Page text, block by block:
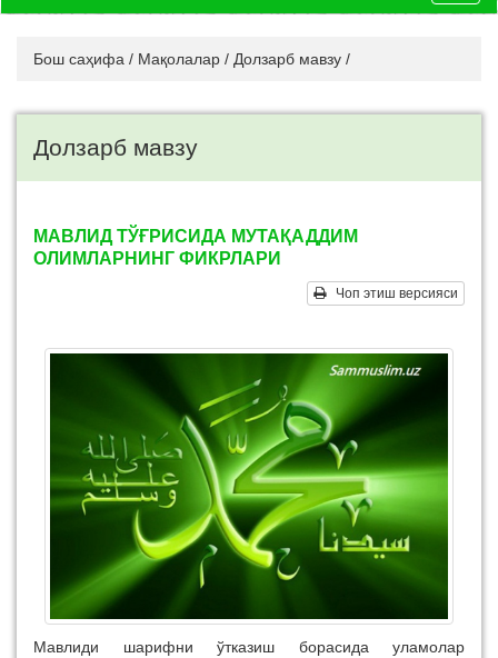
Бош саҳифа / Мақолалар / Долзарб мавзу /
Долзарб мавзу
МАВЛИД ТЎҒРИСИДА МУТАҚАДДИМ
ОЛИМЛАРНИНГ ФИКРЛАРИ
Чоп этиш версияси
Мавлиди шарифни ўтказиш борасида уламолар